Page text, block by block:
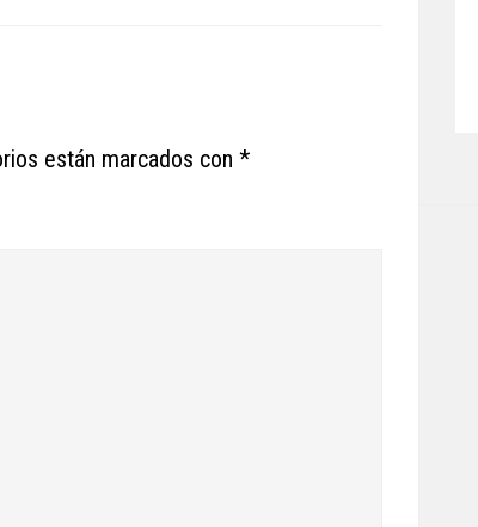
están marcados con *